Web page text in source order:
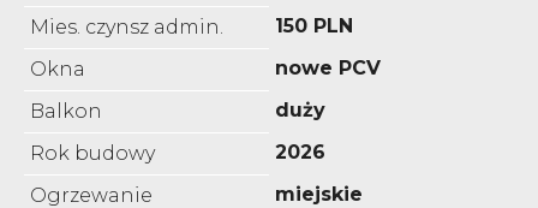
Mies. czynsz admin.
150 PLN
Okna
nowe PCV
Balkon
duży
Rok budowy
2026
Ogrzewanie
miejskie